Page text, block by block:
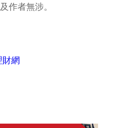
作者無涉。
財網